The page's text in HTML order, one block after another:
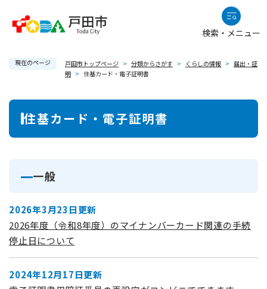
検索・メニュー
現在のページ 戸田市トップページ > 分類からさがす > くらしの情報 > 届出・証
明 > 住基カード・電子証明書
本
住基カード・電子証明書
一般
2026年3月23日更新
2026年度（令和8年度）のマイナンバーカード関連の手続
停止日について
2024年12月17日更新